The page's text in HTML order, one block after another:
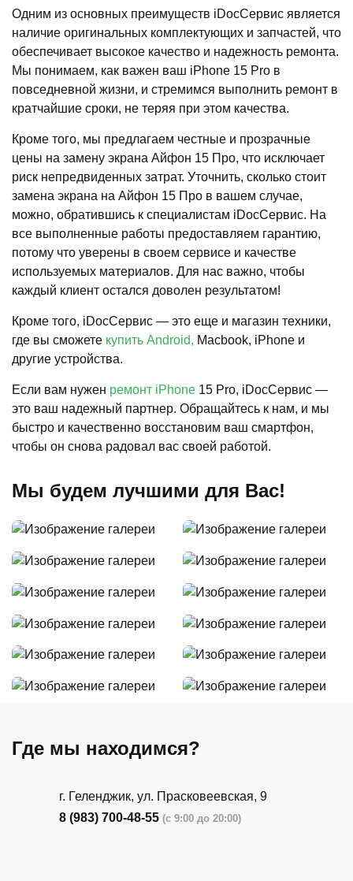
Одним из основных преимуществ iDocСервис является
наличие оригинальных комплектующих и запчастей, что
обеспечивает высокое качество и надежность ремонта.
Мы понимаем, как важен ваш iPhone 15 Pro в
повседневной жизни, и стремимся выполнить ремонт в
кратчайшие сроки, не теряя при этом качества.
Кроме того, мы предлагаем честные и прозрачные
цены на замену экрана Айфон 15 Про, что исключает
риск непредвиденных затрат. Уточнить, сколько стоит
замена экрана на Айфон 15 Про в вашем случае,
можно, обратившись к специалистам iDocСервис. На
все выполненные работы предоставляем гарантию,
потому что уверены в своем сервисе и качестве
используемых материалов. Для нас важно, чтобы
каждый клиент остался доволен результатом!
Кроме того, iDocСервис — это еще и магазин техники,
где вы сможете купить Android, Macbook, iPhone и
другие устройства.
Если вам нужен ремонт iPhone 15 Pro, iDocСервис —
это ваш надежный партнер. Обращайтесь к нам, и мы
быстро и качественно восстановим ваш смартфон,
чтобы он снова радовал вас своей работой.
Мы будем лучшими для Вас!
Где мы находимся?
г. Геленджик, ул. Прасковеевская, 9
8 (983) 700-48-55 (с 9:00 до 20:00)